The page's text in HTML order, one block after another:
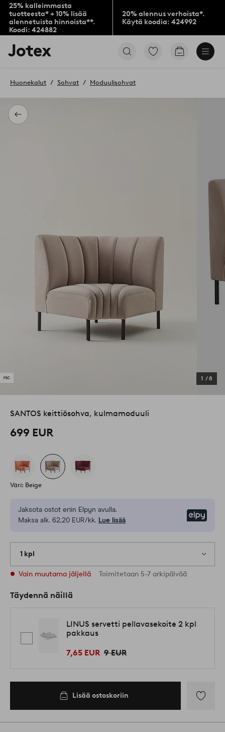
25% kalleimmasta
tuotteesta* + 10% lisää
alennetuista hinnoista**.
Koodi: 424882
20% alennus verhoista*.
Käytä koodia: 424992
Jotex-
logo
aloitussivulle
Siirry
Siirry
Takaisin
Huonekalut Sohvat Moduulisohvat
1 /8
SANTOS keittiösohva, kulmamoduuli
699 EUR
Väri: Beige
Jaksota ostot eriin Elpyn avulla.
Maksa alk. 62,20 EUR/kk. Lue lisää
1 kpl
Vain muutama jäljellä Toimitetaan 5-7 arkipäivää
Täydennä näillä
LINUS servetti pellavasekoite 2 kpl
pakkaus
7,65 EUR 9 EUR
Lisää ostoskoriin